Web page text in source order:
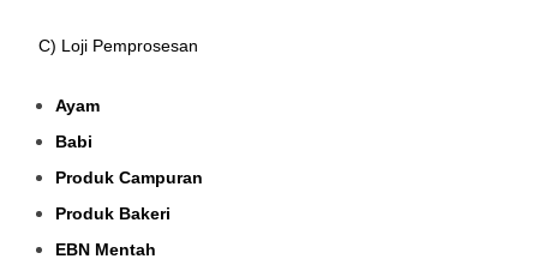
C) Loji Pemprosesan
Ayam
Babi
Produk Campuran
Produk Bakeri
EBN Mentah